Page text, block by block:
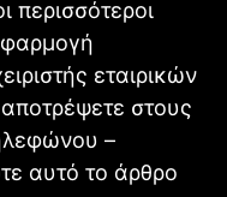
περισσότεροι
εταιρικών
στους
–
αυτό το άρθρο